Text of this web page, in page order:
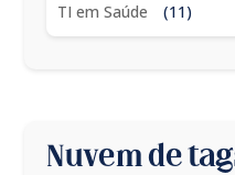
TI em Saúde (11)
Nuvem de